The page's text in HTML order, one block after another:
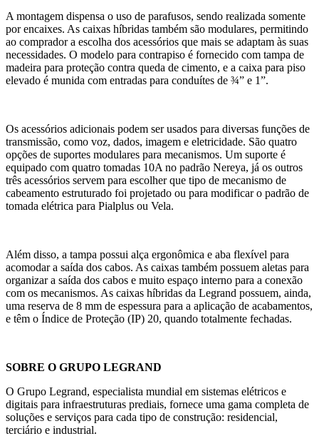
A montagem dispensa o uso de parafusos, sendo realizada somente
por encaixes. As caixas híbridas também são modulares, permitindo
ao comprador a escolha dos acessórios que mais se adaptam às suas
necessidades. O modelo para contrapiso é fornecido com tampa de
madeira para proteção contra queda de cimento, e a caixa para piso
elevado é munida com entradas para conduítes de ¾” e 1”.
Os acessórios adicionais podem ser usados para diversas funções de
transmissão, como voz, dados, imagem e eletricidade. São quatro
opções de suportes modulares para mecanismos. Um suporte é
equipado com quatro tomadas 10A no padrão Nereya, já os outros
três acessórios servem para escolher que tipo de mecanismo de
cabeamento estruturado foi projetado ou para modificar o padrão de
tomada elétrica para Pialplus ou Vela.
Além disso, a tampa possui alça ergonômica e aba flexível para
acomodar a saída dos cabos. As caixas também possuem aletas para
organizar a saída dos cabos e muito espaço interno para a conexão
com os mecanismos. As caixas híbridas da Legrand possuem, ainda,
uma reserva de 8 mm de espessura para a aplicação de acabamentos,
e têm o Índice de Proteção (IP) 20, quando totalmente fechadas.
SOBRE O GRUPO LEGRAND
O Grupo Legrand, especialista mundial em sistemas elétricos e
digitais para infraestruturas prediais, fornece uma gama completa de
soluções e serviços para cada tipo de construção: residencial,
terciário e industrial.